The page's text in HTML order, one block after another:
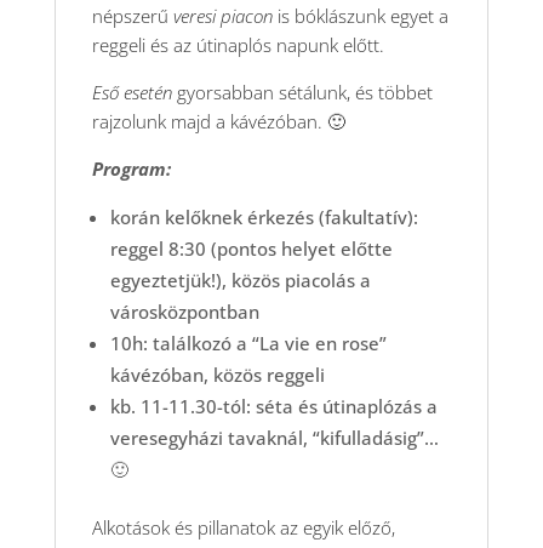
népszerű veresi piaconis bóklászunk egyet a
reggeli és az útinaplós napunk előtt.
Eső eseténgyorsabban sétálunk, és többet
rajzolunk majd a kávézóban. 🙂
Program:
korán kelőknek érkezés (fakultatív):
reggel 8:30 (pontos helyet előtte
egyeztetjük!), közös piacolás a
városközpontban
10h: találkozó a “La vie en rose”
kávézóban, közös reggeli
kb. 11-11.30-tól: séta és útinaplózás a
veresegyházi tavaknál, “kifulladásig”…
🙂
Alkotások és pillanatok az egyik előző,